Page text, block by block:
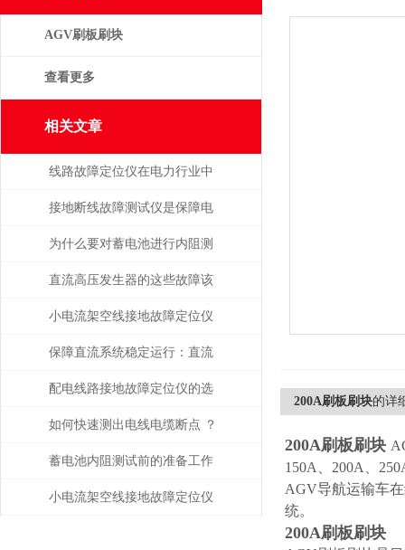
AGV刷板刷块
查看更多
相关文章
线路故障定位仪在电力行业中
的重要性和广泛应用
接地断线故障测试仪是保障电
力系统安全运行的重要工具
为什么要对蓄电池进行内阻测
试？
直流高压发生器的这些故障该
如何检查与处理
小电流架空线接地故障定位仪
提高了整个电力系统的稳定性
和可靠性
保障直流系统稳定运行：直流
接地故障测试仪的运维应用价
值
配电线路接地故障定位仪的选
购要领
如何快速测出电线电缆断点 ？
蓄电池内阻测试前的准备工作
都有哪些？
小电流架空线接地故障定位仪
200A刷板刷块的详
200A刷板刷块
150A、200A、
AGV导航运输车
统。
200A刷板刷块